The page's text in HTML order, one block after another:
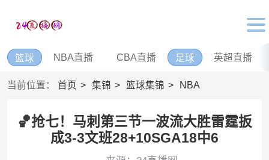
篮球 NBA直播 CBA直播 足球 英超直播
当前位置： 首页 集锦 篮球集锦 NBA
🏀抢七！马刺第三节一波流大胜雷霆扳
成3-3文班28+10SGA18中6